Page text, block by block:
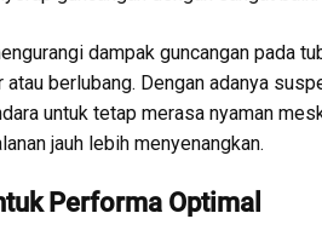
dampak guncangan pada
berlubang. Dengan adanya
untuk tetap merasa nyaman
jauh lebih menyenangkan.
Performa Optimal